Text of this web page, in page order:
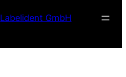
Labelident GmbH